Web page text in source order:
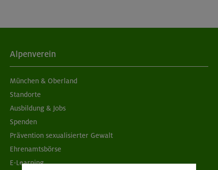
Alpenverein
München & Oberland
Standorte
Ausbildung & Jobs
Spenden
Prävention sexualisierter Gewalt
Ehrenamtsbörse
E-Learning